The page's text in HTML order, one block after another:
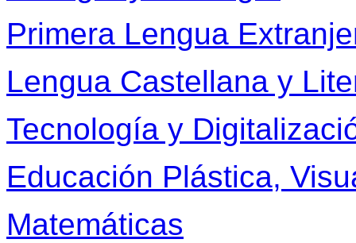
Primera Lengua
Lengua Castellana y
Tecnología y
Educación Plástica,
Matemáticas